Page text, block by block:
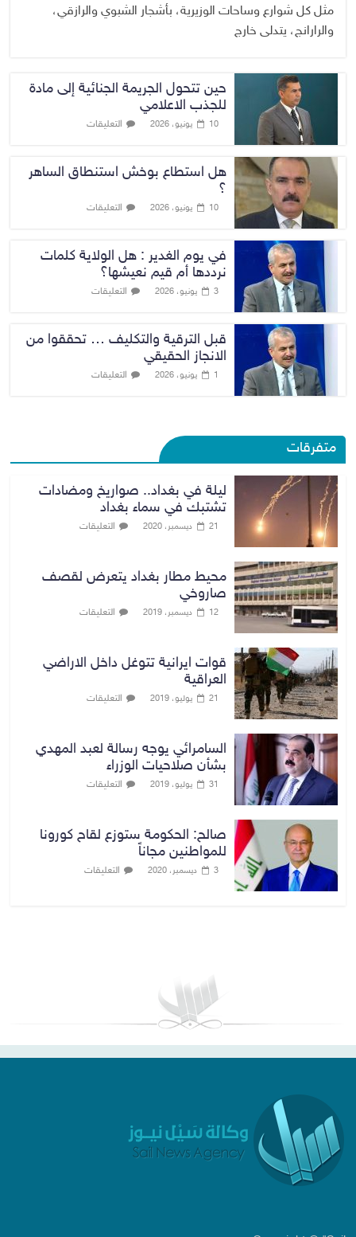
مثل كل شوارع وساحات الوزيرية، بأشجار الشبوي والرازقي،
والرارانج، يتدلى خارج
حين تتحول الجريمة الجنائية إلى مادة
للجذب الاعلامي
10 يونيو، 2026 التعليقات
هل استطاع بوخش استنطاق الساهر
؟
10 يونيو، 2026 التعليقات
في يوم الغدير : هل الولاية كلمات
نرددها أم قيم نعيشها؟
3 يونيو، 2026 التعليقات
قبل الترقية والتكليف … تحققوا من
الانجاز الحقيقي
1 يونيو، 2026 التعليقات
متفرقات
ليلة في بغداد.. صواريخ ومضادات
تشتبك في سماء بغداد
21 ديسمبر، 2020 التعليقات
محيط مطار بغداد يتعرض لقصف
صاروخي
12 ديسمبر، 2019 التعليقات
قوات ايرانية تتوغل داخل الاراضي
العراقية
21 يوليو، 2019 التعليقات
السامرائي يوجه رسالة لعبد المهدي
بشأن صلاحيات الوزراء
31 يوليو، 2019 التعليقات
صالح: الحكومة ستوزع لقاح كورونا
للمواطنين مجاناً
3 ديسمبر، 2020 التعليقات